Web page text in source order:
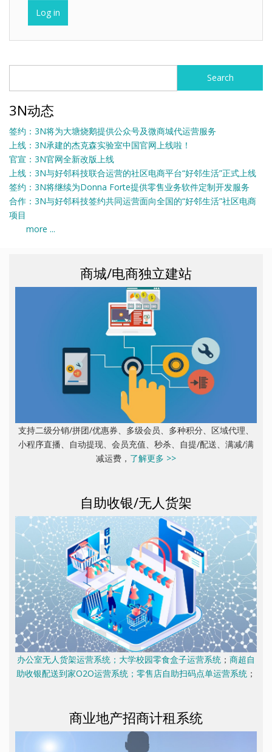
3N动态
签约：3N将为大塘烧鹅提供公众号及微商城代运营服务
上线：3N承建的杰克森实验室中国官网上线啦！
官宣：3N官网全新改版上线
上线：3N与好邻科技联合运营的社区电商平台“好邻生活”正式上线
签约：3N将继续为Donna Forte提供零售业务软件定制开发服务
合作：3N与好邻科技签约共同运营面向全国的“好邻生活”社区电商
项目
more ...
商城/电商独立建站
支持二级分销/拼团/优惠券、多级会员、多种积分、区域代理、
小程序直播、自动提现、会员充值、秒杀、自提/配送、满减/满
减运费， 了解更多 >>
自助收银/无人货架
办公室无人货架运营系统；大学校园零食盒子运营系统 ； 商超自
助收银配送到家O2O运营系统；零售店自助扫码点单运营系统 ；
商业地产招商计租系统